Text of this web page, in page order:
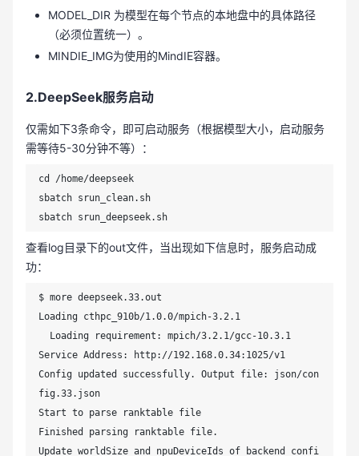
MODEL_DIR 为模型在每个节点的本地盘中的具体路径
（必须位置统一）。
MINDIE_IMG为使用的MindIE容器。
2.DeepSeek服务启动
仅需如下3条命令，即可启动服务（根据模型大小，启动服务
需等待5-30分钟不等）：
cd /home/deepseek
sbatch srun_clean.sh
sbatch srun_deepseek.sh
查看log目录下的out文件，当出现如下信息时，服务启动成
功：
$ more deepseek.33.out
Loading cthpc_910b/1.0.0/mpich-3.2.1
Service Address: http://192.168.0.34:1025/v1
Config updated successfully. Output file: json/con
fig.33.json
Start to parse ranktable file
Finished parsing ranktable file.
Update worldSize and npuDeviceIds of backend confi